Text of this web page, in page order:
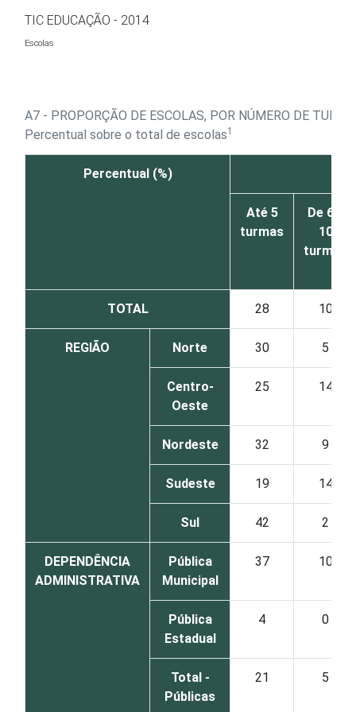
Ir para o conteúdo
TIC EDUCAÇÃO - 2014
Escolas
A7 - PROPORÇÃO DE ESCOLAS, POR NÚMERO DE
Percentual sobre o total de escolas1
Percentual (%)
Até 5
turmas
De 6 a
10
turmas
TOTAL 28 10
REGIÃO Norte 30 5
Centro-
Oeste
25 14
Nordeste 32 9
Sudeste 19 14
Sul 42 2
DEPENDÊNCIA
ADMINISTRATIVA
Pública
Municipal
37 10
Pública
Estadual
4 0
Total -
Públicas
21 5